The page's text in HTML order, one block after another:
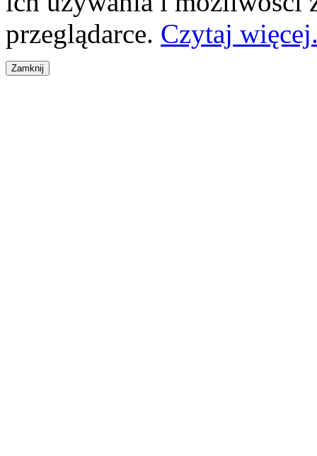
przeglądarce. Czytaj